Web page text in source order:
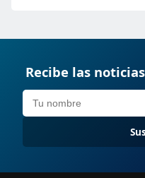
Recibe las